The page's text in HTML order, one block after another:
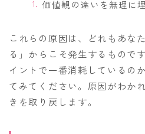
価値観の違いを無理に
これらの原因は、どれもあな
る」からこそ発生するもので
イントで一番消耗しているの
てみてください。原因がわか
きを取り戻します。